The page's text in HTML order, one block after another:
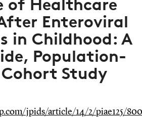
of Healthcare
Enteroviral
in Childhood: A
Population-
Cohort Study
jpids/article/14/2/piae125/